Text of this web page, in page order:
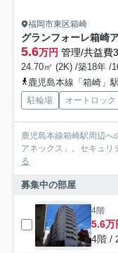
福岡市東区箱崎
グランフォーレ箱崎
5.6万円 管理/共益費
24.70㎡ (2K) /築18年 /
鹿児島本線「箱崎」
駐輪場 オートロック
鹿児島本線箱崎駅周辺へ
アネックス」。セキュリ
る
募集中の部屋
4階
5.6万
4階 /